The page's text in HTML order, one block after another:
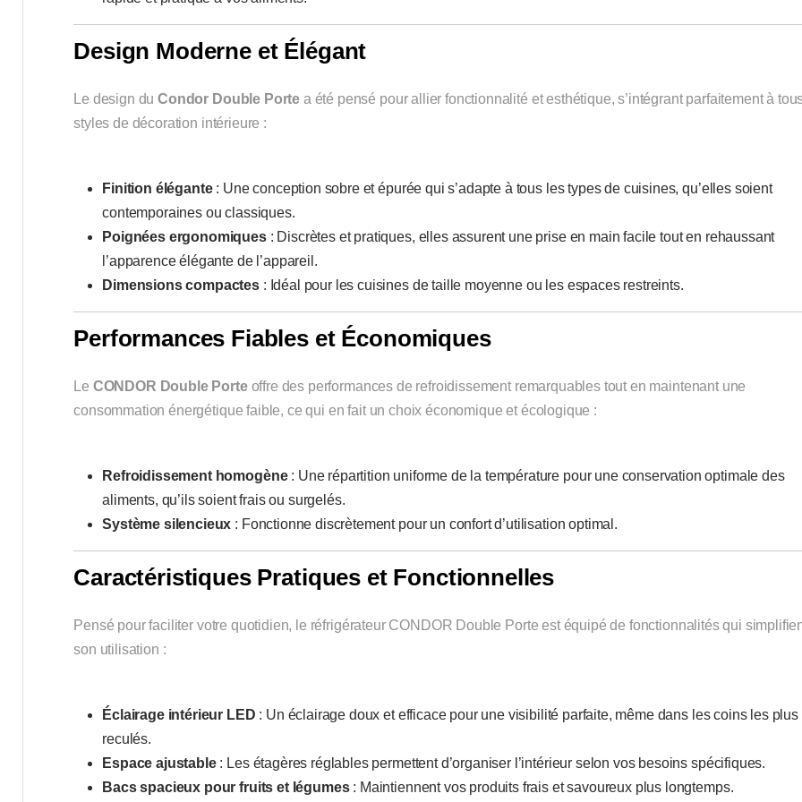
Design Moderne et Élégant
Le design duCondor Double Porte a été pensé pour allier fonctionnalité et esthétique, s’intégrant parfaitement à
styles de décoration intérieure :
Finition élégante: Une conception sobre et épurée qui s’adapte à tous les types de cuisines, qu’elles soient
contemporaines ou classiques.
Poignées ergonomiques: Discrètes et pratiques, elles assurent une prise en main facile tout en rehaussant
l’apparence élégante de l’appareil.
Dimensions compactes : Idéal pour les cuisines de taille moyenne ou les espaces restreints.
Performances Fiables et Économiques
Le CONDOR Double Porteoffre des performances de refroidissement remarquables tout en maintenant une
consommation énergétique faible, ce qui en fait un choix économique et écologique :
Refroidissement homogène: Une répartition uniforme de la température pour une conservation optimale des
aliments, qu’ils soient frais ou surgelés.
Système silencieux : Fonctionne discrètement pour un confort d’utilisation optimal.
Caractéristiques Pratiques et Fonctionnelles
Pensé pour faciliter votre quotidien, le réfrigérateur CONDOR Double Porte est équipé de fonctionnalités qui
son utilisation :
Éclairage intérieur LED : Un éclairage doux et efficace pour une visibilité parfaite, même dans les coins les plus
reculés.
Espace ajustable: Les étagères réglables permettent d’organiser l’intérieur selon vos besoins spécifiques.
Bacs spacieux pour fruits et légumes: Maintiennent vos produits frais et savoureux plus longtemps.